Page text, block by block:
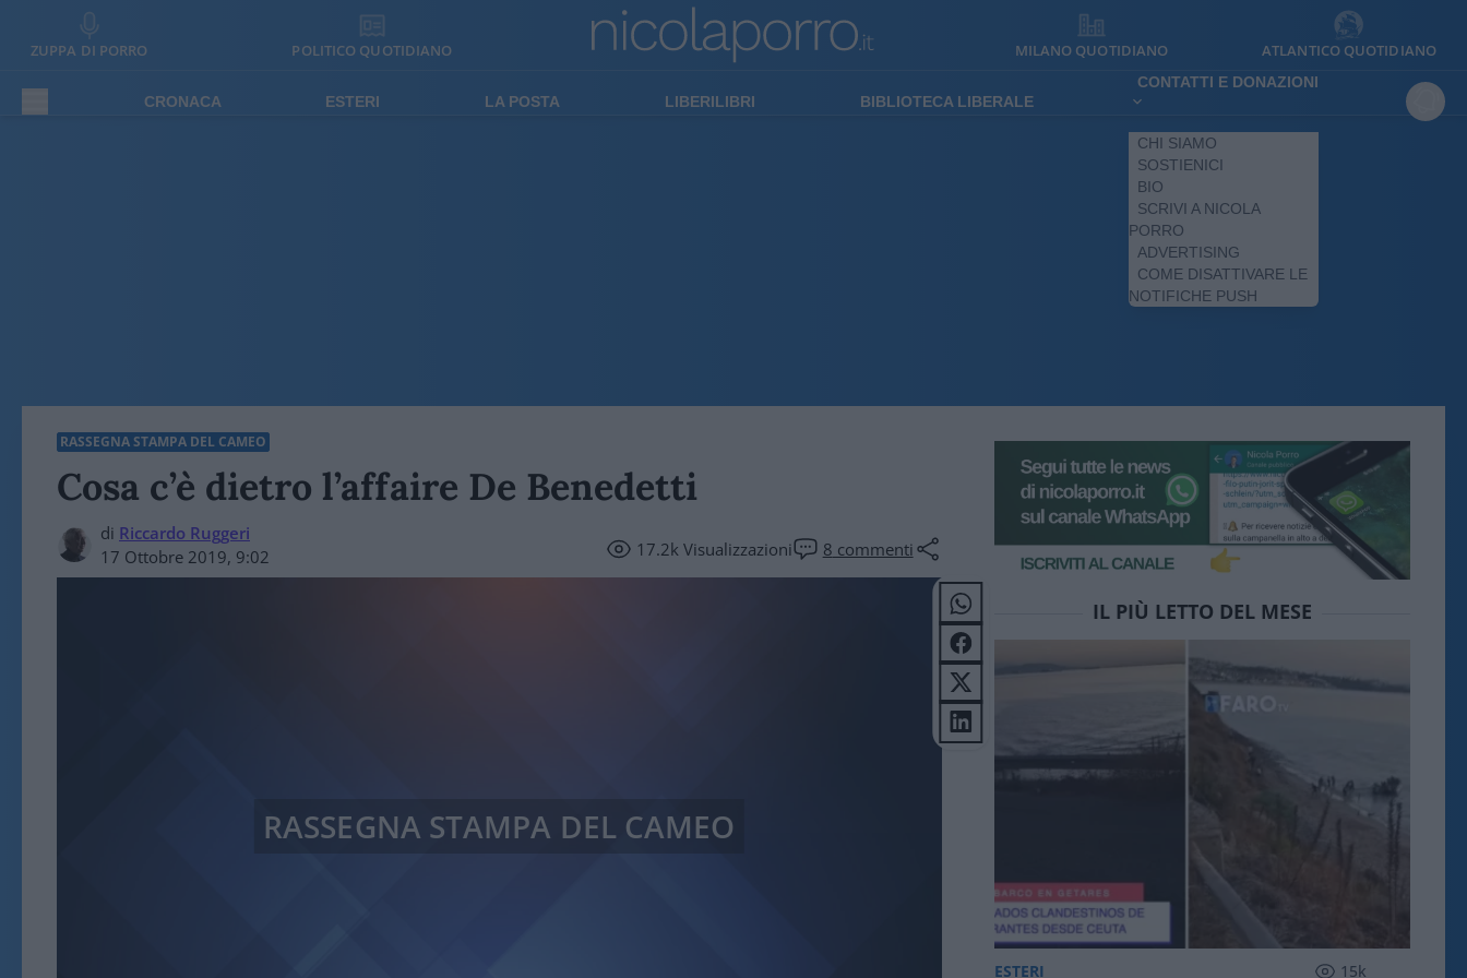
ZUPPA DI PORRO POLITICO QUOTIDIANO MILANO QUOTIDIANO ATLANTICO QUOTIDIANO
CRONACA ESTERI LA POSTA LIBERILIBRI BIBLIOTECA LIBERALE
CONTATTI E DONAZIONI
CHI SIAMO
SOSTIENICI
BIO
SCRIVI A NICOLA
PORRO
ADVERTISING
COME DISATTIVARE LE
NOTIFICHE PUSH
RASSEGNA STAMPA DEL CAMEO
Cosa c’è dietro l’affaire De Benedetti
di Riccardo Ruggeri
17 Ottobre 2019, 9:02
17.2kVisualizzazioni 8 commenti
RASSEGNA STAMPA DEL CAMEO
IL PIÙ LETTO DEL MESE
ESTERI 15k